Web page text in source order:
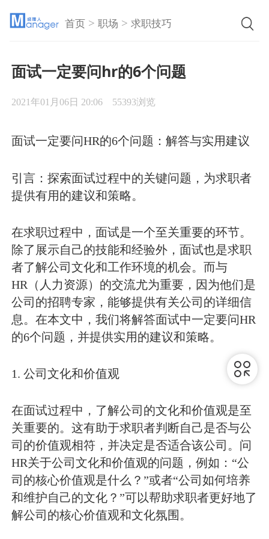
首页 >职场 >求职技巧
面试一定要问hr的6个问题
2021年01月06日 20:06 55393浏览
面试一定要问HR的6个问题：解答与实用建议
引言：探索面试过程中的关键问题，为求职者
提供有用的建议和策略。
在求职过程中，面试是一个至关重要的环节。
除了展示自己的技能和经验外，面试也是求职
者了解公司文化和工作环境的机会。而与
HR（人力资源）的交流尤为重要，因为他们是
公司的招聘专家，能够提供有关公司的详细信
息。在本文中，我们将解答面试中一定要问HR
的6个问题，并提供实用的建议和策略。
1. 公司文化和价值观
在面试过程中，了解公司的文化和价值观是至
关重要的。这有助于求职者判断自己是否与公
司的价值观相符，并决定是否适合该公司。问
HR关于公司文化和价值观的问题，例如：“公
司的核心价值观是什么？”或者“公司如何培养
和维护自己的文化？”可以帮助求职者更好地了
解公司的核心价值观和文化氛围。